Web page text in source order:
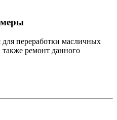
переработки масличных
также ремонт данного